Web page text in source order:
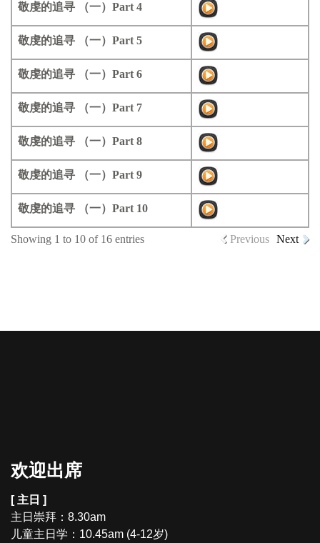
敬虔的追寻 （一）Part 4
敬虔的追寻 （一）Part 5
敬虔的追寻 （一）Part 6
敬虔的追寻 （一）Part 7
敬虔的追寻 （一）Part 8
敬虔的追寻 （一）Part 9
敬虔的追寻 （一）Part 10
Showing 1 to 10 of 16 entries Previous Next
欢迎出席
[ 主日 ]
主日崇拜：8.30am
儿童主日学：10.45am (4-12岁)